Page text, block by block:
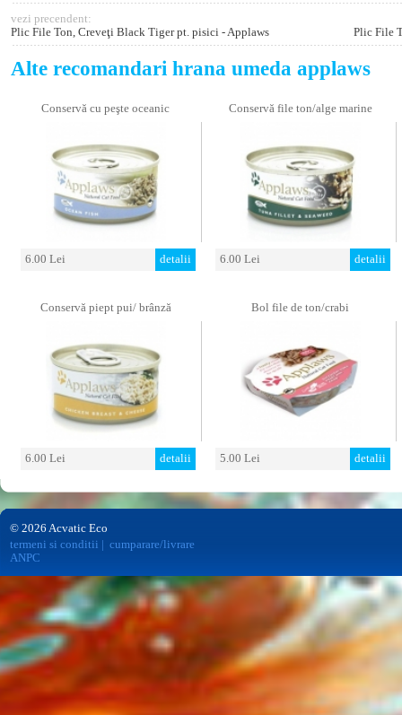
vezi precendent:
Plic File Ton, Creveţi Black Tiger pt. pisici - Applaws
Plic File
Alte recomandari hrana umeda applaws
Conservă cu peşte oceanic
6.00 Lei detalii
Conservă file ton/alge marine
6.00 Lei detalii
Conservă piept pui/ brânză
6.00 Lei detalii
Bol file de ton/crabi
5.00 Lei detalii
© 2026 Acvatic Eco
termeni si conditii
cumparare/livrare
ANPC